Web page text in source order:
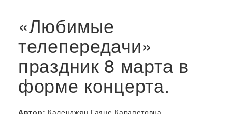
«Любимые
телепередачи»
праздник 8 марта в
форме концерта.
Автор: Календжян Гаяне Карапетовна